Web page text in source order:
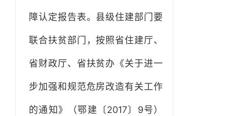
障认定报告表。县级住建部门要
联合扶贫部门，按照省住建厅、
省财政厅、省扶贫办《关于进一
步加强和规范危房改造有关工作
的通知》（鄂建〔2017〕9号）